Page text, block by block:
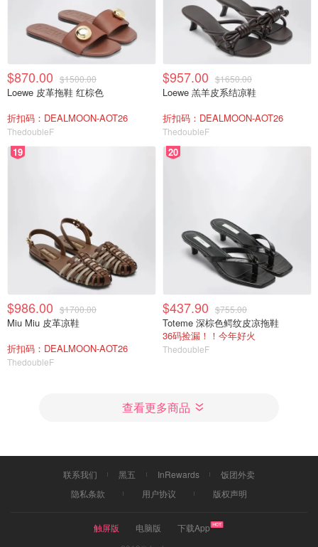
$870.00 $1500.00
Loewe 皮革拖鞋 红棕色
折扣码：DEALMOON-AOT26
ThedoubleF
$957.00 $1650.00
Loewe 羔羊皮系结凉鞋
折扣码：DEALMOON-AOT26
ThedoubleF
19
$986.00 $1700.00
Miu Miu 皮革凉鞋
折扣码：DEALMOON-AOT26
ThedoubleF
20
$437.90 $755.00
Toteme 深棕色鳄纹皮凉拖鞋
36码捡漏！！今年好火
ThedoubleF
查看更多商品
联系我们 黑五 InRewards
饭团外卖
隐私条款
用户协议 版权声明
触屏版 电脑版
下载App